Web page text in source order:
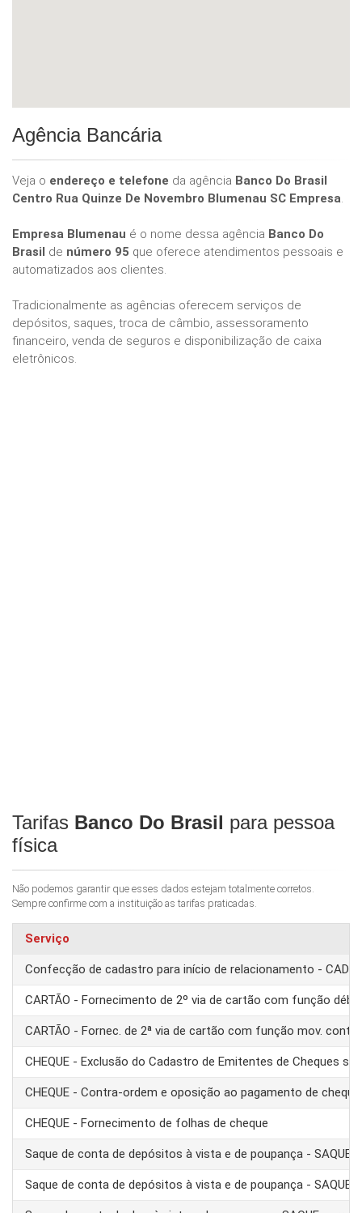
Agência Bancária
Veja o endereço e telefone da agência Banco Do Brasil
Centro Rua Quinze De Novembro Blumenau SC Empresa.
Empresa Blumenau é o nome dessa agência Banco Do
Brasil de número 95 que oferece atendimentos pessoais e
automatizados aos clientes.
Tradicionalmente as agências oferecem serviços de
depósitos, saques, troca de câmbio, assessoramento
financeiro, venda de seguros e disponibilização de caixa
eletrônicos.
Tarifas Banco Do Brasil para pessoa
física
Não podemos garantir que esses dados estejam totalmente corretos.
Sempre confirme com a instituição as tarifas praticadas.
Serviço
Confecção de cadastro para início de relacionamento -
CARTÃO - Fornecimento de 2º via de cartão com função
CARTÃO - Fornec. de 2ª via de cartão com função mov. conta
CHEQUE - Exclusão do Cadastro de Emitentes de Cheques
CHEQUE - Contra-ordem e oposição ao pagamento de cheque
CHEQUE - Fornecimento de folhas de cheque
Saque de conta de depósitos à vista e de poupança - SAQUE
Saque de conta de depósitos à vista e de poupança - SAQUE